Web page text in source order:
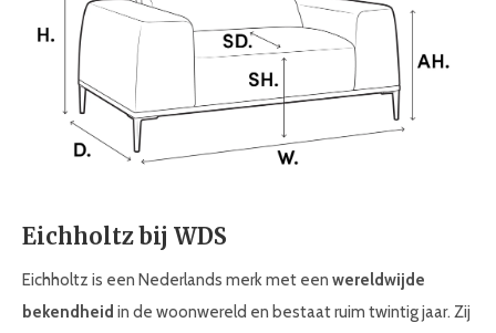
Eichholtz bij WDS
Eichholtz is een Nederlands merk met een wereldwijde
bekendheid in de woonwereld en bestaat ruim twintig jaar. Zij